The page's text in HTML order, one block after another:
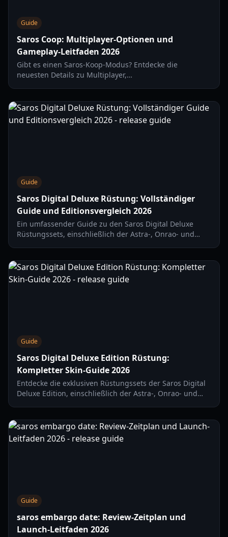
Guide
Saros Coop: Multiplayer-Optionen und
Gameplay-Leitfaden 2026
Gibt es einen Saros-Koop-Modus? Entdecke die
neuesten Details zu Multiplayer,
Guide
Saros Digital Deluxe Rüstung: Vollständiger
Guide und Editionsvergleich 2026
Ein umfassender Guide zu den Saros Digital Deluxe
Rüstungssets, einschließlich der Astra-, Onrao- und
Guide
Saros Digital Deluxe Edition Rüstung:
Kompletter Skin-Guide 2026
Entdecke die exklusiven Rüstungssets der Saros Digital
Deluxe Edition, einschließlich der Astra-, Onrao- und
Guide
saros embargo date: Review-Zeitplan und
Launch-Leitfaden 2026